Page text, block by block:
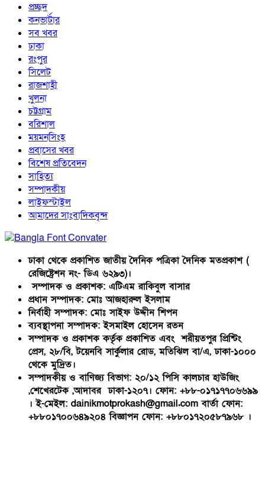
প্রচ্ছদ
কনভার্টার
সব খবর
ঢাকা
রংপুর
সিলেট
রাজশাহী
খুলনা
চট্টগ্রাম
বরিশাল
ময়মনসিংহ
প্রবাসের খবর
বিশেষ প্রতিবেদন
সাহিত্য
সম্পাদকীয়
লাইফস্টাইল
আমাদের সাংবাদিকবৃন্দ
ঢাকা থেকে প্রকাশিত জাতীয় দৈনিক পত্রিকা দৈনিক মতপ্রকাশ (
রেজিষ্ট্রেশন নং- ডিএ ৬২৯৩)।
সম্পাদক ও প্রকাশক: এটিএম রাকিবুল বাসার
প্রধান সম্পাদক: মোঃ আজহারুল ইসলাম
নির্বাহী সম্পাদক: মোঃ সাইফ উদ্দীন শিপন
ব্যবস্থাপনা সম্পাদক: ইসমাইল হোসেন রতন
সম্পাদক ও প্রকাশক কর্তৃক প্রকাশিত এবং শরীয়তপুর প্রিন্টিং
প্রেস, ২৮/বি, টয়েনবি সার্কুলার রোড, মতিঝিল বা/এ, ঢাকা-১০০০
থেকে মুদ্রিত।
সম্পাদকীয় ও বাণিজ্য বিভাগ: ২০/১২ পিসি কালচার হাউজিং
,শেখেরটেক ,আদাবর ঢাকা-১২০৭। ফোন: +৮৮-০১৭১৭৭০৬৬৯৯
। ই-মেইল: dainikmotprokash@gmail.com বার্তা ফোন:
+৮৮০১৭০০৬৪৯২০৪ বিজ্ঞাপন ফোন: +৮৮০১৭২০৫৮৭৯৬৮ ।